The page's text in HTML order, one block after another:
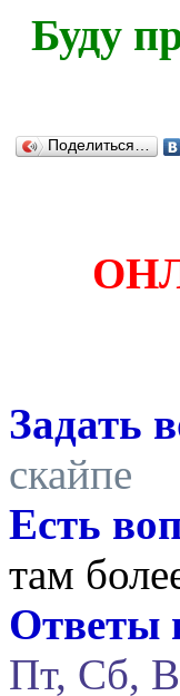
Буду
Поделиться…
Задать
скайпе
Есть
там
Ответы
Пт, Сб,